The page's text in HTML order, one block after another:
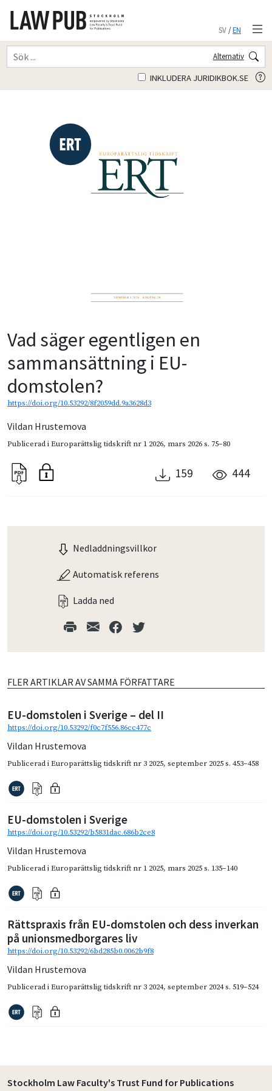
SV/EN
Alternativ
INKLUDERA JURIDIKBOK.SE
Vad säger egentligen en
sammansättning i EU-
domstolen?
https://doi.org/10.53292/8f2059dd.9a3628d3
Vildan Hrustemova
Publicerad iEuroparättslig tidskrift nr 1 2026, mars 2026s. 75–80
159 444
Nedladdningsvillkor
Automatisk referens
Ladda ned
FLER ARTIKLAR AV SAMMA FÖRFATTARE
EU-domstolen i Sverige – del II
https://doi.org/10.53292/f0c7f556.86cc477c
Vildan Hrustemova
Publicerad iEuroparättslig tidskrift nr 3 2025, september 2025s. 453–458
EU-domstolen i Sverige
https://doi.org/10.53292/b5831dac.686b2ce8
Vildan Hrustemova
Publicerad iEuroparättslig tidskrift nr 1 2025, mars 2025s. 135–140
Rättspraxis från EU-domstolen och dess inverkan
på unionsmedborgares liv
https://doi.org/10.53292/6bd285b0.0062b9f8
Vildan Hrustemova
Publicerad iEuroparättslig tidskrift nr 3 2024, september 2024s. 519–524
Stockholm Law Faculty's Trust Fund for Publications